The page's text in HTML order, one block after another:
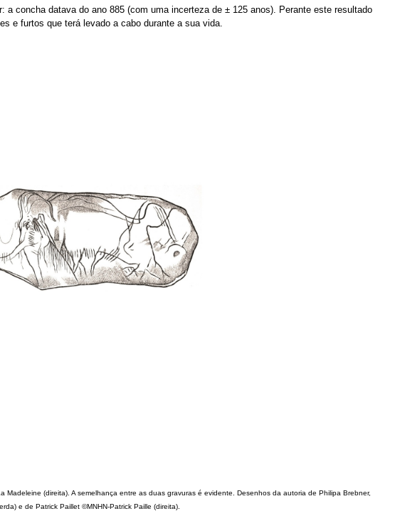
concha datava do ano 885 (com uma incerteza de ± 125 anos). Perante este resultado
e furtos que terá levado a cabo durante a sua vida.
(direita). A semelhança entre as duas gravuras é evidente. Desenhos da autoria de Philipa Brebner,
e de Patrick Paillet ©MNHN-Patrick Paille (direita).